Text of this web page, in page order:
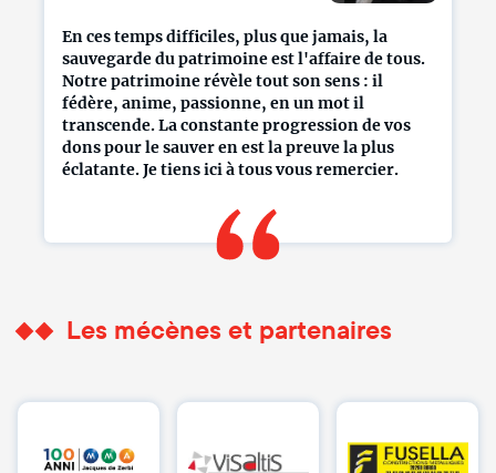
En ces temps difficiles, plus que jamais, la
sauvegarde du patrimoine est l'affaire de tous.
Notre patrimoine révèle tout son sens : il
fédère, anime, passionne, en un mot il
transcende. La constante progression de vos
dons pour le sauver en est la preuve la plus
éclatante. Je tiens ici à tous vous remercier.
Les mécènes et partenaires